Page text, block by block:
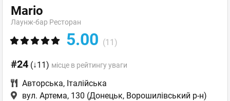
Mario
Лаунж-бар Ресторан
5.00 (11)
#24 (↓11) місце в рейтингу уваги
Авторська, Італійська
вул. Артема, 130 (Донецьк, Ворошилівський р-н)